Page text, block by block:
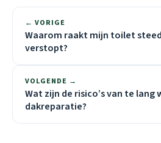
← VORIGE
Waarom raakt mijn toilet
verstopt?
VOLGENDE →
Wat zijn de risico’s van te
dakreparatie?